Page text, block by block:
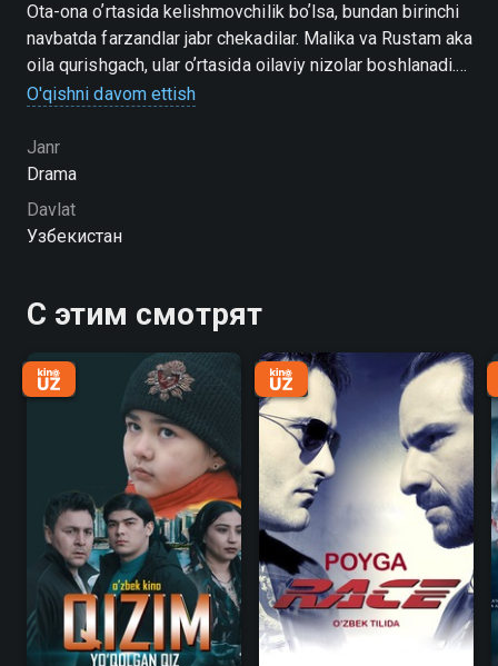
Ota-ona oʼrtasida kelishmovchilik boʼlsa, bundan birinchi
navbatda farzandlar jabr chekadilar. Malika va Rustam aka
oila qurishgach, ular oʼrtasida oilaviy nizolar boshlanadi.
Oradan uch yil oʼtgach, kirakashlik qilayotgan Rustam
qoʼyadi. Bu yoqda esa, uning tanishi Javohir hali
uylanmagan boʼlib, singillari Dilnoza va Gulnozani oʼzi ota-
onadek boʼlib, voyaga yetkazayotgan edi. Opa-singillar
dugonalari Nargizaning opasini oʼz akasiga olib berishni
yetayotgan farzandlarning taqdiri qanday kechadi?
O'qishni davom ettish
Janr
Drama
Davlat
Узбекистан
С этим смотрят